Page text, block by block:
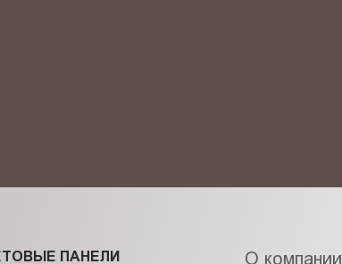
ПАНЕЛИ О компании